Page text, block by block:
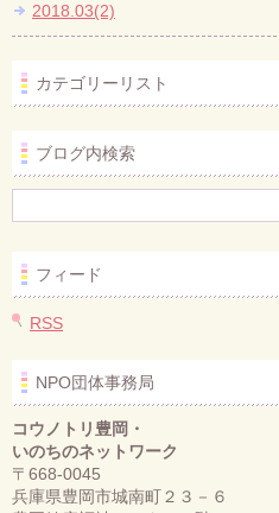
2018.03(2)
カテゴリーリスト
ブログ内検索
フィード
RSS
NPO団体事務局
コウノトリ豊岡・
いのちのネットワーク
〒668-0045
兵庫県豊岡市城南町２３－６